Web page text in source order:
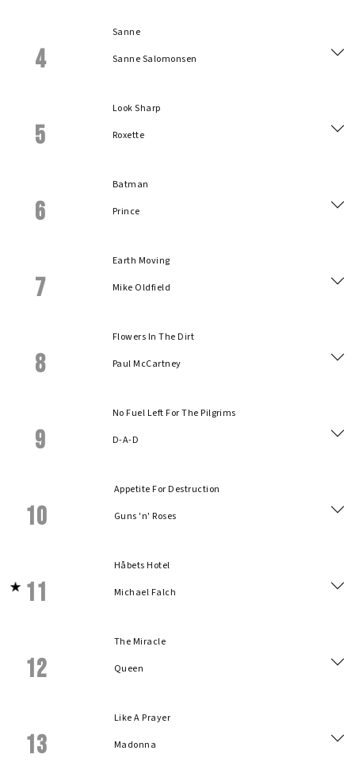
4
Sanne
Sanne Salomonsen
5
Look Sharp
Roxette
6
Batman
Prince
7
Earth Moving
Mike Oldfield
8
Flowers In The Dirt
Paul McCartney
9
No Fuel Left For The Pilgrims
D-A-D
10
Appetite For Destruction
Guns 'n' Roses
11
Håbets Hotel
Michael Falch
12
The Miracle
Queen
13
Like A Prayer
Madonna